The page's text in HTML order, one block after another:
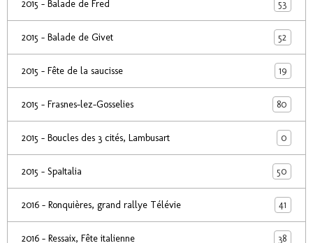
2015 - Balade de Fred 53
2015 - Balade de Givet 52
2015 - Fête de la saucisse 19
2015 - Frasnes-lez-Gosselies 80
2015 - Boucles des 3 cités, Lambusart 0
2015 - SpaItalia 50
2016 - Ronquières, grand rallye Télévie 41
2016 - Ressaix, Fête italienne 38